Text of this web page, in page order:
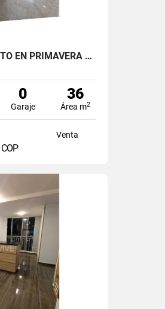
SE VENDE APARTAMENTO EN PRIMAVERA PUENTE ARANDA
0
Garaje
36
Área m2
Venta
COP